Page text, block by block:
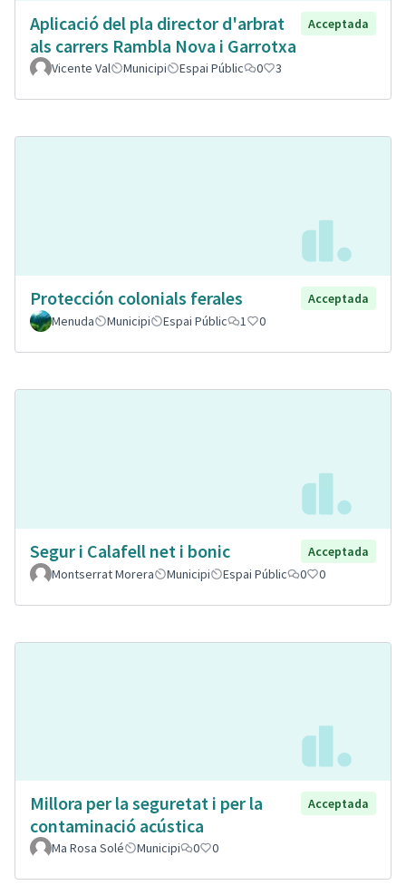
Aplicació del pla director d'arbrat
als carrers Rambla Nova i Garrotxa
Acceptada
Vicente Val Municipi Espai Públic 0 3
Protección colonials ferales
Acceptada
Menuda
Municipi Espai Públic 1 0
Segur i Calafell net i bonic
Acceptada
Montserrat Morera
Municipi Espai Públic 0 0
Millora per la seguretat i per la
contaminació acústica
Acceptada
Ma Rosa Solé Municipi 0 0